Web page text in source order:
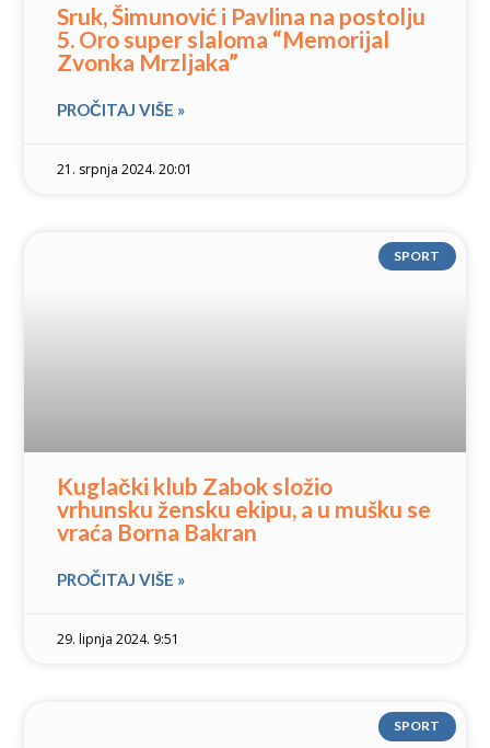
Sruk, Šimunović i Pavlina na postolju
5. Oro super slaloma “Memorijal
Zvonka Mrzljaka”
PROČITAJ VIŠE »
21. srpnja 2024. 20:01
SPORT
Kuglački klub Zabok složio
vrhunsku žensku ekipu, a u mušku se
vraća Borna Bakran
PROČITAJ VIŠE »
29. lipnja 2024. 9:51
SPORT